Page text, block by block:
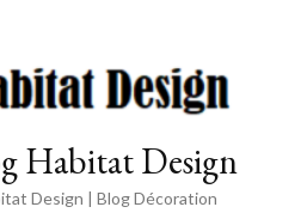
Habitat Design
Design | Blog Décoration